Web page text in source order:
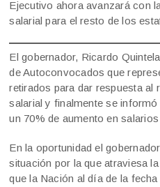
Ejecutivo ahora avanzará con
salarial para el resto de los
El gobernador, Ricardo
de Autoconvocados que
retirados para dar respuesta al
salarial y finalmente se
un 70% de aumento en
En la oportunidad el
situación por la que atraviesa
que la Nación al día de la